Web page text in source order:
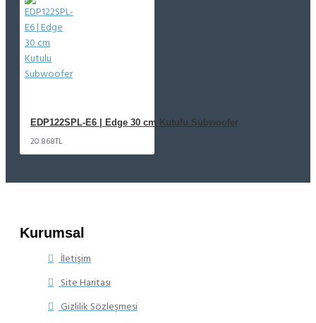
EDP122SPL-E6 | Edge 30 cm Kutulu Subwoofer
20.868TL
Kurumsal
İletişim
Site Haritası
Gizlilik Sözleşmesi